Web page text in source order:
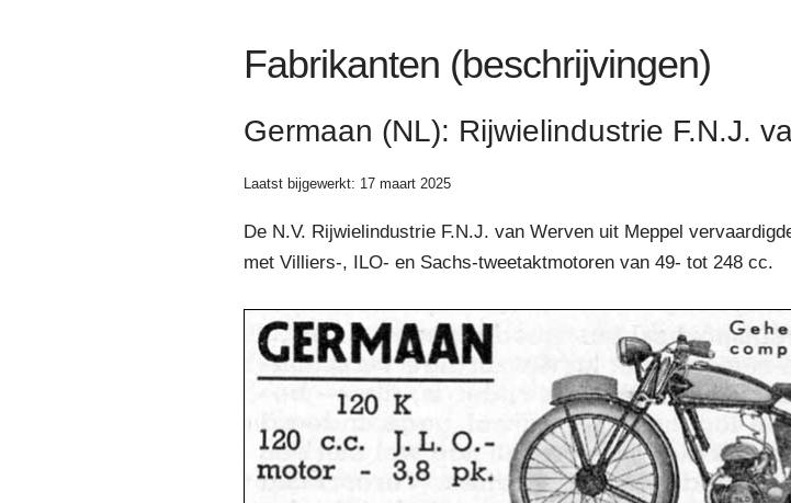
Fabrikanten (beschrijvingen)
Germaan (NL): Rijwielindustrie F.N.J.
Laatst bijgewerkt: 17 maart 2025
De N.V. Rijwielindustrie F.N.J. van Werven uit Meppel
met Villiers-, ILO- en Sachs-tweetaktmotoren van 49- tot 248 cc.